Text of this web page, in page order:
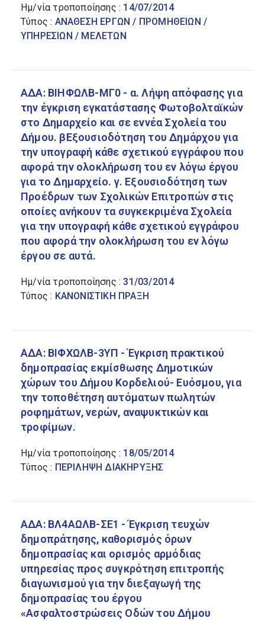
ΔΙΚΑΙΟ
ΟΙΚΟΝΟΜΙΚΗ ΖΩΗ
ΔΙΕΘΝΕΙΣ ΣΧΕΣΕΙΣ
ΜΕΤΑΦΟΡΕΣ
ΕΥΡΩΠΑΪΚΗ ΈΝΩΣΗ
ΠΑΡΑΓΩΓΗ, ΤΕΧΝΟΛΟΓΙΑ ΚΑΙ
ΕΡΕΥΝΑ
ΒΙΟΜΗΧΑΝΙΑ
ΕΝΕΡΓΕΙΑ
ΑΠΑΣΧΟΛΗΣΗ ΚΑΙ ΕΡΓΑΣΙΑ
ΔΗΜΟΣΙΟΝΟΜΙΚΑ
ΣΥΝΑΛΛΑΓΕΣ
ΠΟΛΙΤΙΚΗ ΖΩΗ
ΔΗΜΟΣΙΑ ΔΙΟΙΚΗΣΗ
Ημ/νία τροποποίησης : 14/07/2014
Τύπος : ΑΝΑΘΕΣΗ ΕΡΓΩΝ / ΠΡΟΜΗΘΕΙΩΝ /
ΥΠΗΡΕΣΙΩΝ / ΜΕΛΕΤΩΝ
ΑΔΑ: ΒΙΗΦΩΛΒ-ΜΓ0 - α. Λήψη απόφασης για
την έγκριση εγκατάστασης Φωτοβολταϊκών
στο Δημαρχείο και σε εννέα Σχολεία του
Δήμου. βΕξουσιοδότηση του Δημάρχου για
την υπογραφή κάθε σχετικού εγγράφου που
αφορά την ολοκλήρωση του εν λόγω έργου
για το Δημαρχείο. γ. Εξουσιοδότηση των
Προέδρων των Σχολικών Επιτροπών στις
οποίες ανήκουν τα συγκεκριμένα Σχολεία
για την υπογραφή κάθε σχετικού εγγράφου
που αφορά την ολοκλήρωση του εν λόγω
έργου σε αυτά.
Ημ/νία τροποποίησης :31/03/2014
Τύπος : ΚΑΝΟΝΙΣΤΙΚΗ ΠΡΑΞΗ
ΑΔΑ: ΒΙΦΧΩΛΒ-3ΥΠ - Έγκριση πρακτικού
δημοπρασίας εκμίσθωσης Δημοτικών
χώρων του Δήμου Κορδελιού- Ευόσμου, για
την τοποθέτηση αυτόματων πωλητών
ροφημάτων, νερών, αναψυκτικών και
τροφίμων.
Ημ/νία τροποποίησης : 18/05/2014
Τύπος : ΠΕΡΙΛΗΨΗ ΔΙΑΚΗΡΥΞΗΣ
ΑΔΑ: ΒΛ4ΑΩΛΒ-ΣΕ1 - Έγκριση τευχών
δημοπράτησης, καθορισμός όρων
δημοπρασίας και ορισμός αρμόδιας
υπηρεσίας προς συγκρότηση επιτροπής
διαγωνισμού για την διεξαγωγή της
δημοπρασίας του έργου
«Ασφαλτοστρώσεις Οδών του Δήμου